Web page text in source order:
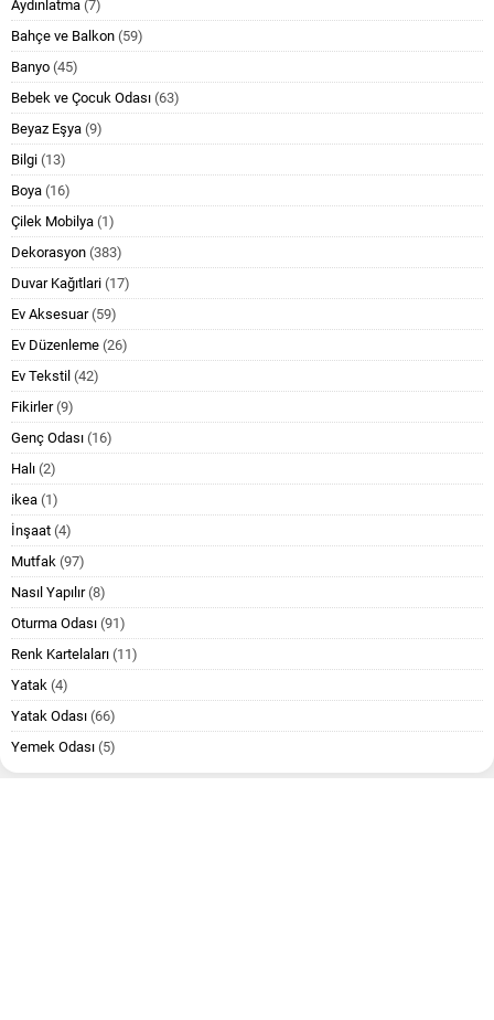
Aydınlatma (7)
Bahçe ve Balkon (59)
Banyo (45)
Bebek ve Çocuk Odası (63)
Beyaz Eşya (9)
Bilgi (13)
Boya (16)
Çilek Mobilya (1)
Dekorasyon (383)
Duvar Kağıtlari (17)
Ev Aksesuar(59)
Ev Düzenleme (26)
Ev Tekstil (42)
Fikirler(9)
Genç Odası (16)
Halı (2)
ikea (1)
İnşaat (4)
Mutfak (97)
Nasıl Yapılır(8)
Oturma Odası (91)
Renk Kartelaları (11)
Yatak (4)
Yatak Odası (66)
Yemek Odası (5)